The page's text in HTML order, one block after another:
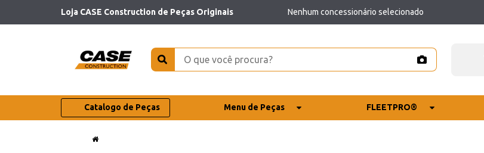
Loja CASE Construction de Peças Originais Nenhum concessionário selecionado
Catalogo de Peças Menu de Peças FLEETPRO®